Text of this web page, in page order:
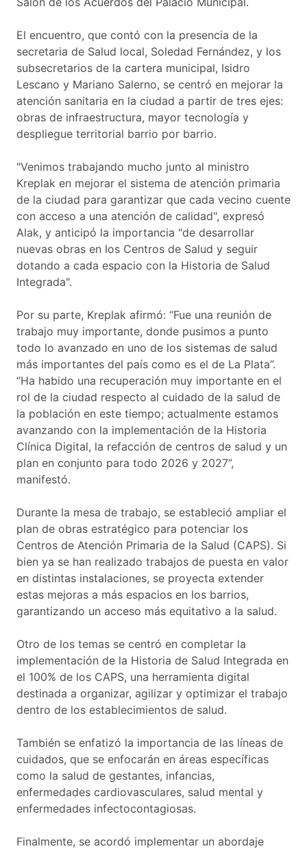
El encuentro, que contó con la presencia de la
secretaria de Salud local, Soledad Fernández, y los
subsecretarios de la cartera municipal, Isidro
Lescano y Mariano Salerno, se centró en mejorar la
atención sanitaria en la ciudad a partir de tres ejes:
obras de infraestructura, mayor tecnología y
despliegue territorial barrio por barrio.
"Venimos trabajando mucho junto al ministro
Kreplak en mejorar el sistema de atención primaria
de la ciudad para garantizar que cada vecino cuente
con acceso a una atención de calidad", expresó
Alak, y anticipó la importancia "de desarrollar
nuevas obras en los Centros de Salud y seguir
dotando a cada espacio con la Historia de Salud
Integrada".
Por su parte, Kreplak afirmó: “Fue una reunión de
trabajo muy importante, donde pusimos a punto
todo lo avanzado en uno de los sistemas de salud
más importantes del país como es el de La Plata”.
“Ha habido una recuperación muy importante en el
rol de la ciudad respecto al cuidado de la salud de
la población en este tiempo; actualmente estamos
avanzando con la implementación de la Historia
Clínica Digital, la refacción de centros de salud y un
plan en conjunto para todo 2026 y 2027”,
manifestó.
Durante la mesa de trabajo, se estableció ampliar el
plan de obras estratégico para potenciar los
Centros de Atención Primaria de la Salud (CAPS). Si
bien ya se han realizado trabajos de puesta en valor
en distintas instalaciones, se proyecta extender
estas mejoras a más espacios en los barrios,
garantizando un acceso más equitativo a la salud.
Otro de los temas se centró en completar la
implementación de la Historia de Salud Integrada en
el 100% de los CAPS, una herramienta digital
destinada a organizar, agilizar y optimizar el trabajo
dentro de los establecimientos de salud.
También se enfatizó la importancia de las líneas de
cuidados, que se enfocarán en áreas específicas
como la salud de gestantes, infancias,
enfermedades cardiovasculares, salud mental y
enfermedades infectocontagiosas.
Finalmente, se acordó implementar un abordaje